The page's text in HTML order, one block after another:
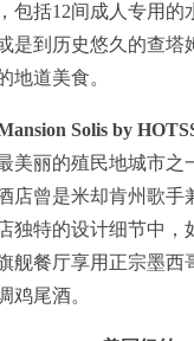
包括12间成人专用
是到历史悠久的查
地道美食。
Solis by
美丽的殖民地城市
店曾是米却肯州歌手
独特的设计细节中，
舰餐厅享用正宗墨
鸡尾酒。